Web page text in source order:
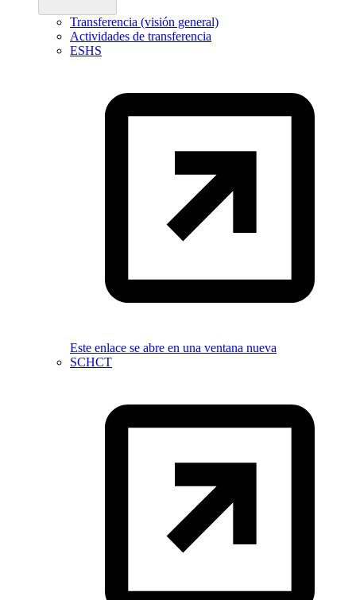
Transferencia (visión general)
Actividades de transferencia
ESHS
Este enlace se abre en una ventana nueva
SCHCT